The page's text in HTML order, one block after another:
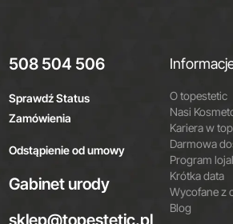
508 504 506
Sprawdź Status
Zamówienia
Odstąpienie od umowy
Gabinet urody
sklep@topestetic.pl
O topestetic
Nasi
Kariera w
Darmowa
Program
Krótka data
Wycofane z
Blog